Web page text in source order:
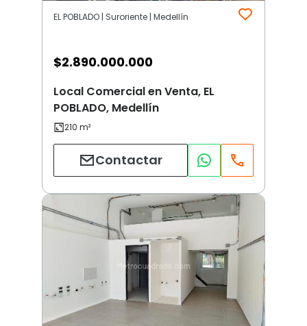
EL POBLADO | Suroriente | Medellín
$2.890.000.000
Local Comercial en Venta, EL
POBLADO, Medellín
Contactar